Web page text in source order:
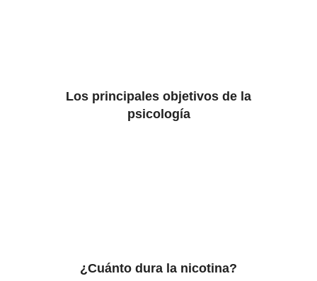
Los principales objetivos de la
psicología
¿Cuánto dura la nicotina?